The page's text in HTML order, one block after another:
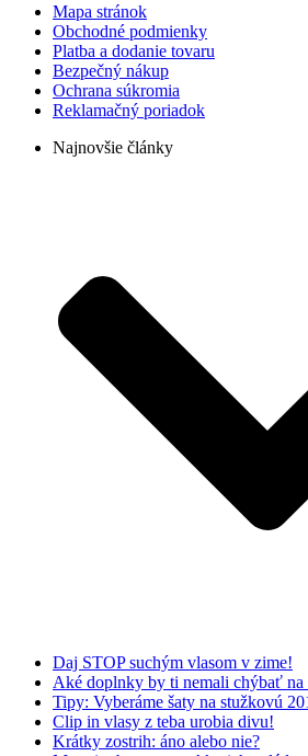
Mapa stránok
Obchodné podmienky
Platba a dodanie tovaru
Bezpečný nákup
Ochrana súkromia
Reklamačný poriadok
Najnovšie články
Daj STOP suchým vlasom v zime!
Aké doplnky by ti nemali chýbať na
Tipy: Vyberáme šaty na stužkovú
Clip in vlasy z teba urobia divu!
Krátky zostrih: áno alebo nie?